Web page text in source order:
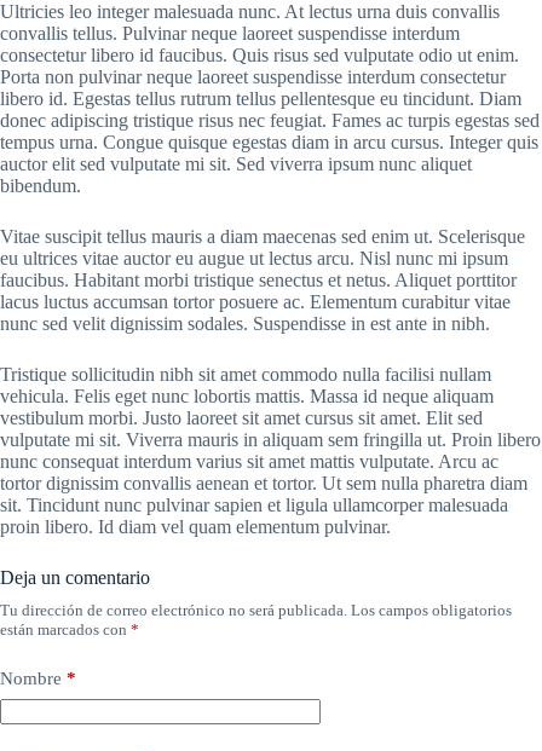
Ultricies leo integer malesuada nunc. At lectus urna duis convallis
convallis tellus. Pulvinar neque laoreet suspendisse interdum
consectetur libero id faucibus. Quis risus sed vulputate odio ut enim.
Porta non pulvinar neque laoreet suspendisse interdum consectetur
libero id. Egestas tellus rutrum tellus pellentesque eu tincidunt. Diam
donec adipiscing tristique risus nec feugiat. Fames ac turpis egestas sed
tempus urna. Congue quisque egestas diam in arcu cursus. Integer quis
auctor elit sed vulputate mi sit. Sed viverra ipsum nunc aliquet
bibendum.
Vitae suscipit tellus mauris a diam maecenas sed enim ut. Scelerisque
eu ultrices vitae auctor eu augue ut lectus arcu. Nisl nunc mi ipsum
faucibus. Habitant morbi tristique senectus et netus. Aliquet porttitor
lacus luctus accumsan tortor posuere ac. Elementum curabitur vitae
nunc sed velit dignissim sodales. Suspendisse in est ante in nibh.
Tristique sollicitudin nibh sit amet commodo nulla facilisi nullam
vehicula. Felis eget nunc lobortis mattis. Massa id neque aliquam
vestibulum morbi. Justo laoreet sit amet cursus sit amet. Elit sed
vulputate mi sit. Viverra mauris in aliquam sem fringilla ut. Proin libero
nunc consequat interdum varius sit amet mattis vulputate. Arcu ac
tortor dignissim convallis aenean et tortor. Ut sem nulla pharetra diam
sit. Tincidunt nunc pulvinar sapien et ligula ullamcorper malesuada
proin libero. Id diam vel quam elementum pulvinar.
Deja un comentario
Tu dirección de correo electrónico no será publicada. Los campos obligatorios
están marcados con *
Nombre *